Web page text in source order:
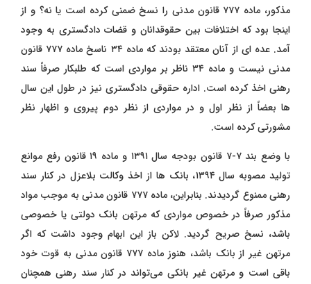
مذکور، ماده ۷۷۷ قانون مدنی را نسخ ضمنی کرده است یا نه؟ و از
اینجا بود که اختلافات بین حقوقدانان و قضات دادگستری به وجود
آمد. عده ‌ای از آنان معتقد بودند که ماده ۳۴ ناسخ ماده ۷۷۷ قانون
مدنی نیست و ماده ۳۴ ناظر بر مواردی است که طلبکار صرفاً سند
رهنی اخذ کرده است. اداره حقوقی دادگستری نیز در طول این سال‌
ها بعضاً از نظر اول و در مواردی از نظر دوم پیروی و اظهار نظر
مشورتی کرده است.
با وضع بند ۷-۷ قانون بودجه سال ۱۳۹۱ و ماده ۱۹ قانون رفع موانع
تولید مصوبه سال ۱۳۹۴، بانک ‌ها از اخذ وکالت بلاعزل در کنار سند
رهنی ممنوع گردیدند. بنابراین، ماده ۷۷۷ قانون مدنی به موجب مواد
مذکور صرفاً در خصوص مواردی که مرتهن بانک دولتی یا خصوصی
باشد، نسخ صریح گردید. لاکن باز این ابهام وجود داشت که اگر
مرتهن غیر از بانک باشد، هنوز ماده ۷۷۷ قانون مدنی به قوت خود
باقی است و مرتهن غیر بانکی می‌تواند در کنار سند رهنی همچنان